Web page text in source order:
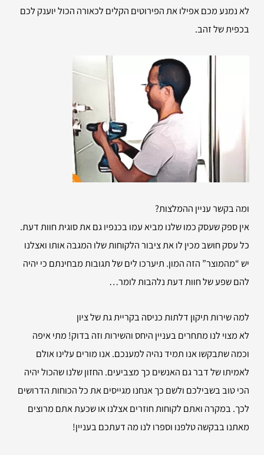
לא נמנע מכם אפילו את הפירוטים הקלים לכאורה הכול יוענק לכם
בכפית של זהב.
ומה בקשר עניין ההמלצות?
אין ספק שעסק כמו שלנו מביא עמו בכנפיו גם את סוגית חוות דעת.
כל עסק חושב מכין לו את ציבור הלקוחות שלו המגבה אותו ואצלנו
יש “מהמוצר” הזה המון. תיערכו לים של תגובות מבחינתם כי יהיה
להם שפע של חוות דעת נלהבות לומר…
למה שירותתיקון דלתות כניסה בקריית גת של ציון
לא מצוי לנו מתחרים בעניין היחס והשירות וזה בדוק! מתי איפה
וכמה שתבקשו אנו תמיד נהיה למענכם. אנו מורים עלינו אולם
לאמיתו של דבר גם האנשים כך מצביעים. החזון שלנו שהכול יהיה
הכי טוב בשבילכם ולשם כך אנחנו מגייסים את כל הכוחות הדרושים
לכך. במקרה ואתם לקוחות חוזרים אצלנו או שכעת אתם מרוצים
מאתנו בבקשה טלפנו וספרו לנו מה דעתכם בעניין!